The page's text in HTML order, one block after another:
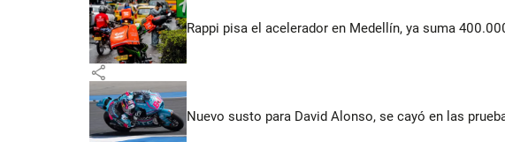
Rappi pisa el acelerador en Medellín, ya suma
share
Nuevo susto para David Alonso, se cayó en las